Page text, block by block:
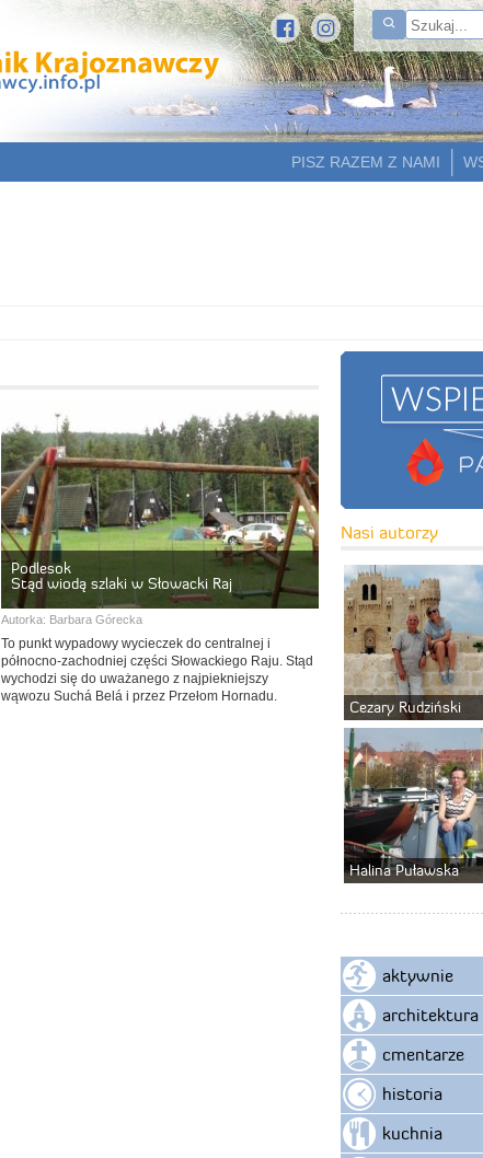
PISZ RAZEM Z NAMI
Podlesok
Stąd wiodą szlaki w Słowacki Raj
Autorka: Barbara Górecka
To punkt wypadowy wycieczek do centralnej i
północno-zachodniej części Słowackiego Raju. Stąd
wychodzi się do uważanego z najpiekniejszy
wąwozu Suchá Belá i przez Przełom Hornadu.
Nasi autorzy
Cezary Rudziński
Halina Puławska
aktywnie
architektura
cmentarze
historia
kuchnia